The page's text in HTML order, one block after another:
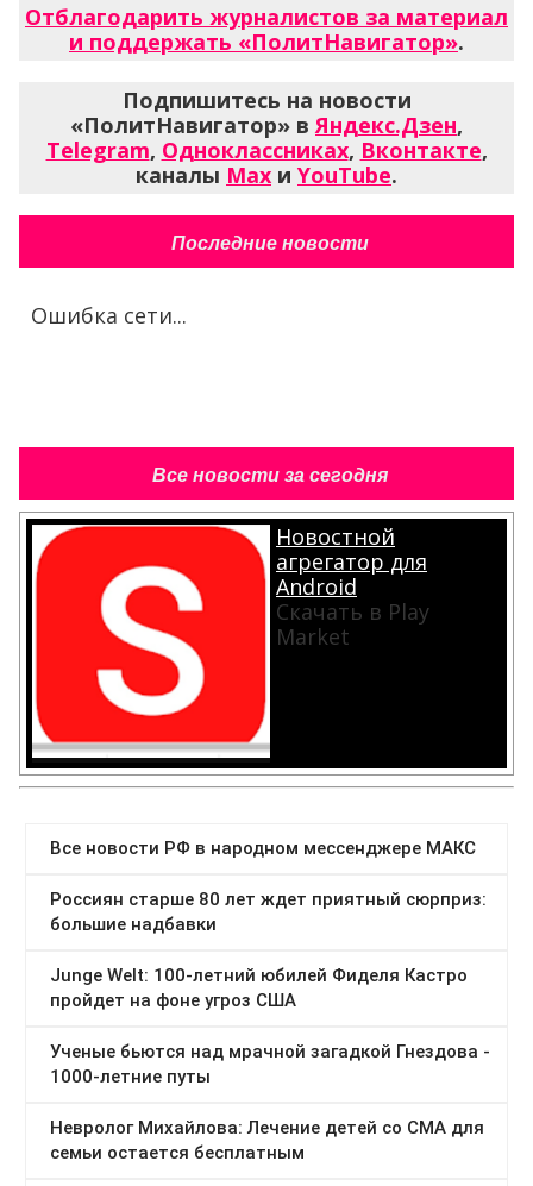
Отблагодарить журналистов за материал
и поддержать «ПолитНавигатор».
Подпишитесь на новости
«ПолитНавигатор» вЯндекс.Дзен,
Telegram, Одноклассниках, Вконтакте,
каналы Max и YouTube.
Последние новости
Ошибка сети...
Все новости за сегодня
Новостной
агрегатор для
Android
Скачать в Play
Market